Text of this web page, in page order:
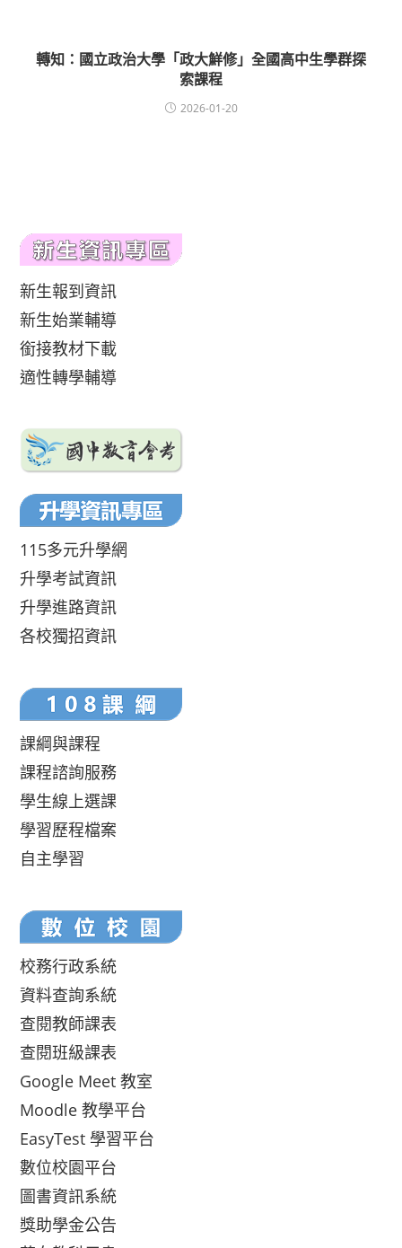
轉知：國立政治大學「政大鮮修」全國高中生學群探
索課程
2026-01-20
新生報到資訊
新生始業輔導
銜接教材下載
適性轉學輔導
115多元升學網
升學考試資訊
升學進路資訊
各校獨招資訊
課綱與課程
課程諮詢服務
學生線上選課
學習歷程檔案
自主學習
校務行政系統
資料查詢系統
查閱教師課表
查閱班級課表
Google Meet 教室
Moodle 教學平台
EasyTest 學習平台
數位校園平台
圖書資訊系統
獎助學金公告